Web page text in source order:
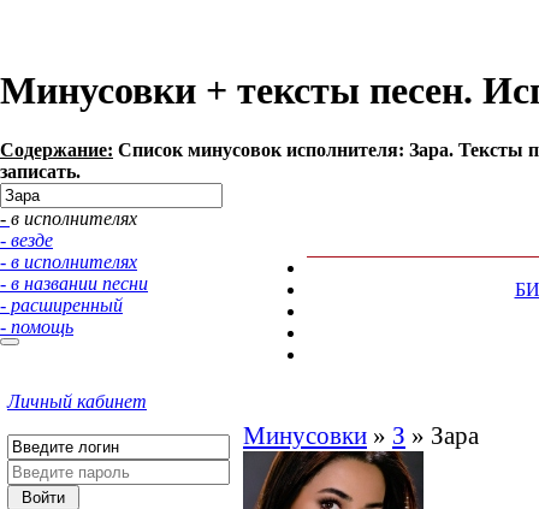
Минусовки + тексты песен.
Содержание: Список минусовок исполнителя: Зара. Тексты
записать.
- в исполнителях
- везде
- в исполнителях
- в названии песни
- расширенный
- помощь
Личный кабинет
Минусовки » З » Зара